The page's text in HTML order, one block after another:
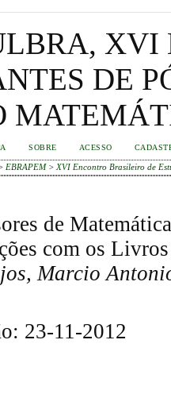
XVI
DE
SOBRE ACESSO
EBRAPEM> XVI Encontro Brasileiro de
de
com os
Marcio
23-11-2012